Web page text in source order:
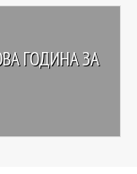
ГОДИНА ЗА